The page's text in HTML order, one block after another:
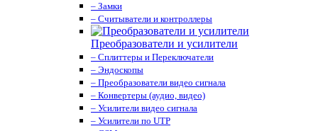
– Замки
– Считыватели и контроллеры
Преобразователи и усилители
– Сплиттеры и Переключатели
– Эндоскопы
– Преобразователи видео сигнала
– Конвертеры (аудио, видео)
– Усилители видео сигнала
– Усилители по UTP